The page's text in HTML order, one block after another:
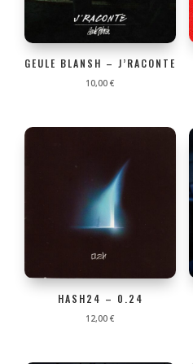
GEULE BLANSH – J’RACONTE
10,00€
HASH24 – 0.24
12,00€